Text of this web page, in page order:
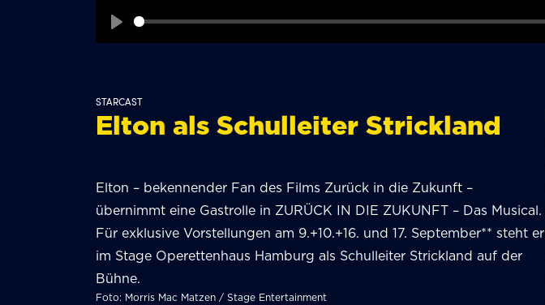
Play
STARCAST
Elton als Schulleiter Strickland
Elton – bekennender Fan des Films Zurück in die Zukunft –
übernimmt eine Gastrolle in ZURÜCK IN DIE ZUKUNFT – Das Musical.
Für exklusive Vorstellungen am 9.+10.+16. und 17. September** steht er
im Stage Operettenhaus Hamburg als Schulleiter Strickland auf der
Bühne.
Foto: Morris Mac Matzen / Stage Entertainment